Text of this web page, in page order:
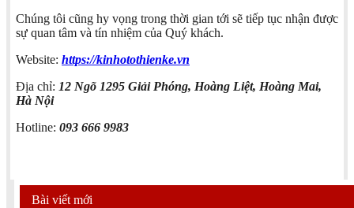
Chúng tôi cũng hy vọng trong thời gian tới sẽ tiếp tục nhận được
sự quan tâm và tín nhiệm của Quý khách.
Website: https://kinhotothienke.vn
Địa chỉ: 12 Ngõ 1295 Giải Phóng, Hoàng Liệt, Hoàng Mai,
Hà Nội
Hotline: 093 666 9983
Bài viết mới